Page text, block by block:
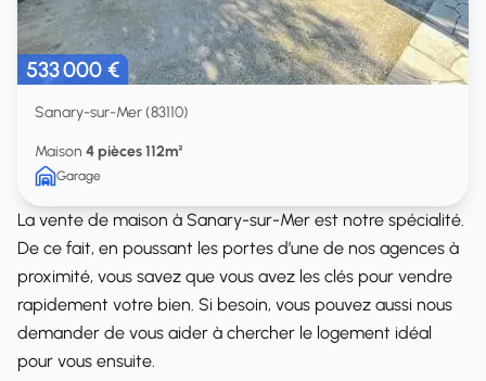
533 000 €
Sanary-sur-Mer (83110)
Maison 4 pièces 112m²
Garage
La vente de maison à Sanary-sur-Mer est notre spécialité.
De ce fait, en poussant les portes d’une de nos agences à
proximité, vous savez que vous avez les clés pour vendre
rapidement votre bien. Si besoin, vous pouvez aussi nous
demander de vous aider à chercher le logement idéal
pour vous ensuite.